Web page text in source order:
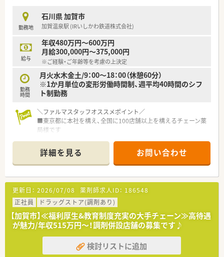
【想定されるモデル年収】
■これまでのご経験をしっかりと考慮し、入社時から年収600万
円から700万円の間で条件が決定します。
■残業は月5時間未満とほぼありませんが、固定残業代として支
給される場合もあり安定した収入を得られます。
■地域包括ケアシステムを支える薬局として、多職種と連携しな
がらやりがいを持って日々の業務に臨めます。
【こんな方にオススメ】
を得ながら、残業なしで働きたい方に最適です。
■チームワークを大切にし、社内イベントなども楽しみながら人
間関係の良い職場で長く勤務したい方にお勧めです。
わり、薬剤師としての幅を広げたい方にぴったりです。
勤務地
石川県 加賀市
加賀温泉駅 (IRいしかわ鉄道株式会社)
給与
年収480万円～600万円
月給300,000円～375,000円
※ご経験・ご年齢等を考慮の上決定
勤務
時間
月火水木金土/9：00～18：00（休憩60分）
※1か月単位の変形労働時間制、週平均40時間のシフ
ト制勤務
＼ファルマスタッフオススメポイント／
■東京都に本社を構え、全国に100店舗以上を構えるチェーン薬
局様です
得実績もございます
■退職金制度や社員旅行、各種保険完備など福利厚生も整えられ
ています
詳細を見る お問い合わせ
更新日： 2026/07/08 薬剤師求人ID： 186548
正社員
ドラッグストア(調剤あり)
【加賀市】≪福利厚生&教育制度充実の大手チェーン≫高待遇
が魅力/年収515万円～！調剤併設店舗の募集です♪
検討リストに追加